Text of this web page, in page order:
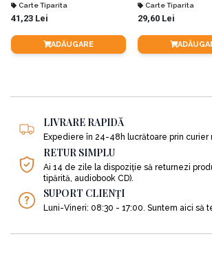
Familia mea va fi dezamăgită.
Costă prea mult.”
La a gândi ca un adevărat învingător. Adică astfel:
„GATA CU SCUZELE!
Sunt isteț.
Carte Tiparita
41,23 Lei
ADĂUGARE
Carte Tiparita
29,60 Lei
LIVRARE RAPIDĂ
Expediere în 24-48h lucrătoare prin curier
RETUR SIMPLU
Ai 14 de zile la dispoziție să returnezi
tipărită, audiobook CD).
SUPORT CLIENȚI
Luni-Vineri: 08:30 - 17:00. Suntem aici să